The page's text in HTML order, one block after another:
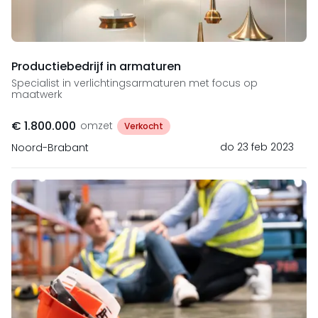
Productiebedrijf in armaturen
Specialist in verlichtingsarmaturen met focus op
maatwerk
€ 1.800.000 omzet Verkocht
Noord-Brabant do 23 feb 2023